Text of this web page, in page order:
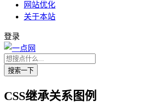
网站优化
关于本站
登录
搜索一下
CSS继承关系图例